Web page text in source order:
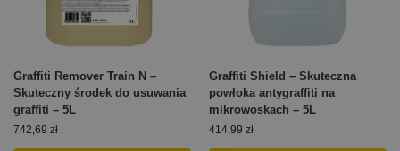
Graffiti Remover Train N –
Skuteczny środek do usuwania
graffiti – 5L
742,69 zł
Graffiti Shield – Skuteczna
powłoka antygraffiti na
mikrowoskach – 5L
414,99 zł